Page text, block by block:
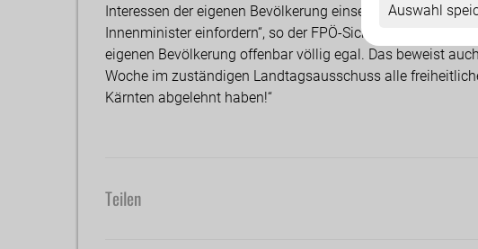
Auswahl
Interessen der eigenen Bevölkerung einsetzen und sofort
Innenminister einfordern“, so der FPÖ-Sicherheitssprecher.
eigenen Bevölkerung offenbar völlig egal. Das beweist
Woche im zuständigen Landtagsausschuss alle
Kärnten abgelehnt haben!“
Teilen